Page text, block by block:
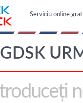
Serviciu online
GDSK